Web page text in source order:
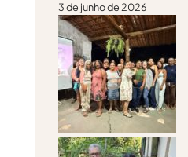
3 de junho de 2026